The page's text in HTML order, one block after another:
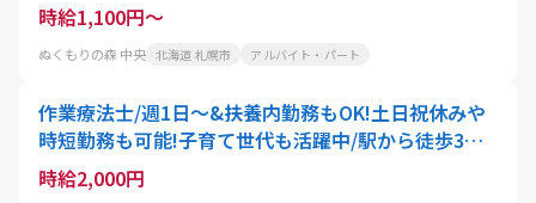
時給1,100円～
ぬくもりの森 中央 北海道 札幌市 アルバイト・パート
作業療法士/週1日～&扶養内勤務もOK!土日祝休みや
時短勤務も可能!子育て世代も活躍中/駅から徒歩3分/
採用強化中
時給2,000円